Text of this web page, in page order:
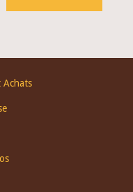
Achats